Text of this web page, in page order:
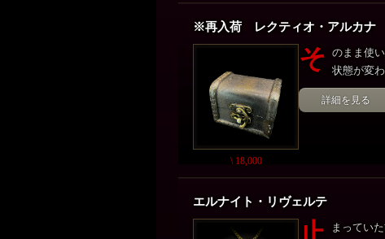
※再入荷 レクティオ・アルカナ
\ 18,000
そ のまま使
状態が変
詳細を見る
エルナイト・リヴェルテ
止
まってい